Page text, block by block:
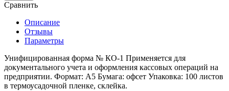
Сравнить
Описание
Отзывы
Параметры
Унифицированная форма № КО-1 Применяется для
документального учета и оформления кассовых операций на
предприятии. Формат: А5 Бумага: офсет Упаковка: 100 листов
в термоусадочной пленке, склейка.